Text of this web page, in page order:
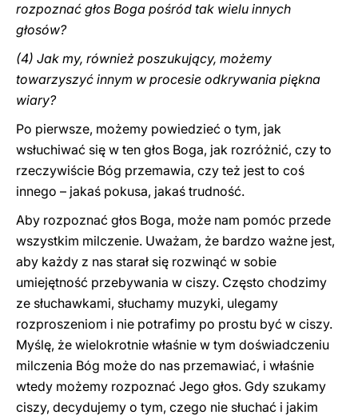
rozpoznać głos Boga pośród tak wielu innych
głosów?
(4) Jak my, również poszukujący, możemy
towarzyszyć innym w procesie odkrywania piękna
wiary?
Po pierwsze, możemy powiedzieć o tym, jak
wsłuchiwać się w ten głos Boga, jak rozróżnić, czy to
rzeczywiście Bóg przemawia, czy też jest to coś
innego – jakaś pokusa, jakaś trudność.
Aby rozpoznać głos Boga, może nam pomóc przede
wszystkim milczenie. Uważam, że bardzo ważne jest,
aby każdy z nas starał się rozwinąć w sobie
umiejętność przebywania w ciszy. Często chodzimy
ze słuchawkami, słuchamy muzyki, ulegamy
rozproszeniom i nie potrafimy po prostu być w ciszy.
Myślę, że wielokrotnie właśnie w tym doświadczeniu
milczenia Bóg może do nas przemawiać, i właśnie
wtedy możemy rozpoznać Jego głos. Gdy szukamy
ciszy, decydujemy o tym, czego nie słuchać i jakim